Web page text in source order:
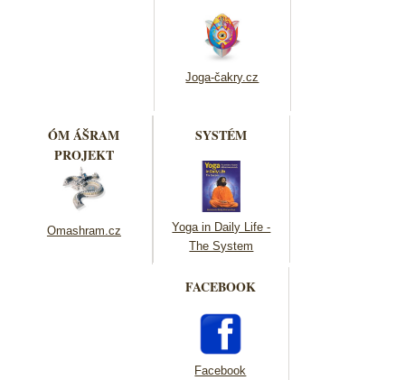
Joga-čakry.cz
ÓM ÁŠRAM
PROJEKT
Omashram.cz
SYSTÉM
Yoga in Daily Life -
The System
FACEBOOK
Facebook